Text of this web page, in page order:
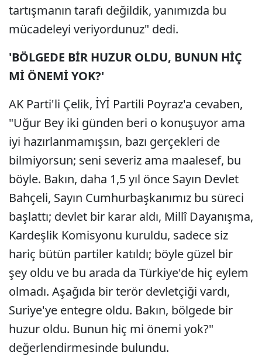
tartışmanın tarafı değildik, yanımızda bu
mücadeleyi veriyordunuz" dedi.
'BÖLGEDE BİR HUZUR OLDU, BUNUN HİÇ
Mİ ÖNEMİ YOK?'
AK Parti'li Çelik, İYİ Partili Poyraz'a cevaben,
"Uğur Bey iki günden beri o konuşuyor ama
iyi hazırlanmamışsın, bazı gerçekleri de
bilmiyorsun; seni severiz ama maalesef, bu
böyle. Bakın, daha 1,5 yıl önce Sayın Devlet
Bahçeli, Sayın Cumhurbaşkanımız bu süreci
başlattı; devlet bir karar aldı, Millî Dayanışma,
Kardeşlik Komisyonu kuruldu, sadece siz
hariç bütün partiler katıldı; böyle güzel bir
şey oldu ve bu arada da Türkiye'de hiç eylem
olmadı. Aşağıda bir terör devletçiği vardı,
Suriye'ye entegre oldu. Bakın, bölgede bir
huzur oldu. Bunun hiç mi önemi yok?"
değerlendirmesinde bulundu.